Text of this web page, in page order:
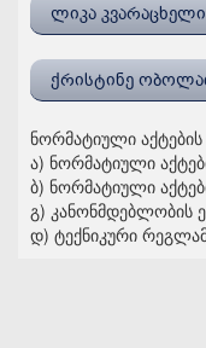
ლიკა
ქრისტინე
ნორმატიული
ა) ნორმატიული
ბ) ნორმატიული
გ) კანონმდებლობის
დ) ტექნიკური